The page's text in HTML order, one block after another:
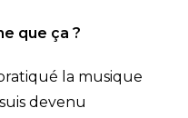
que ça ?
la musique
devenu